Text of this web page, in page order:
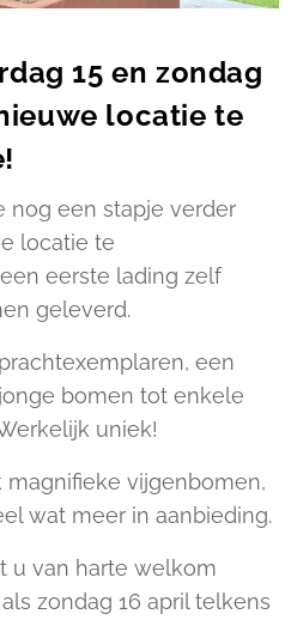
15 en zondag
locatie te
nog een stapje verder
locatie te
eerste lading zelf
geleverd.
een
bomen tot enkele
uniek!
vijgenbomen,
wat meer in aanbieding.
u van harte welkom
zondag 16 april telkens